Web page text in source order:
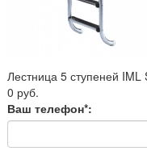
Лестница 5 ступеней
0 руб.
Ваш телефон*: